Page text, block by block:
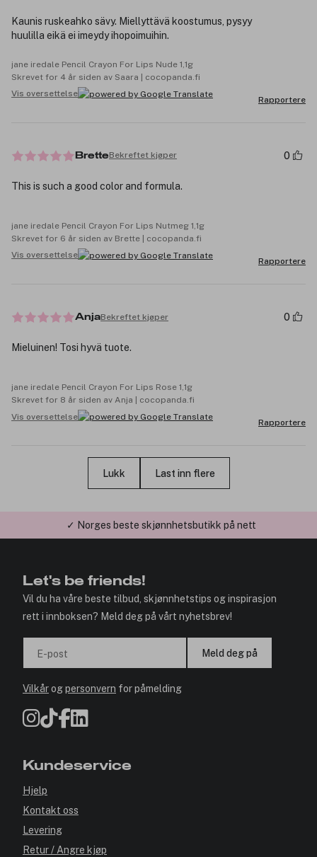
Kaunis ruskeahko sävy. Miellyttävä koostumus, pysyy
huulilla eikä ei imeydy ihopoimuihin.
jane iredale Pencil Crayon For Lips Nude 1,1g
Skrevet for 4 år siden av Saara | cocopanda.fi
Vis oversettelse
Rapportere
BretteBekreftet kjøper 0
This is such a good color and formula.
jane iredale Pencil Crayon For Lips Nutmeg 1,1g
Skrevet for 6 år siden av Brette | cocopanda.fi
Vis oversettelse
Rapportere
AnjaBekreftet kjøper 0
Mieluinen! Tosi hyvä tuote.
jane iredale Pencil Crayon For Lips Rose 1,1g
Skrevet for 8 år siden av Anja | cocopanda.fi
Vis oversettelse
Rapportere
Lukk Last inn flere
✓ Årets Nettbutikk 2026 og 2025
Let's be friends!
Vil du ha våre beste tilbud, skjønnhetstips og inspirasjon
rett i innboksen? Meld deg på vårt nyhetsbrev!
E-post Meld deg på
Vilkårogpersonvern for påmelding
Kundeservice
Hjelp
Kontakt oss
Levering
Retur / Angre kjøp